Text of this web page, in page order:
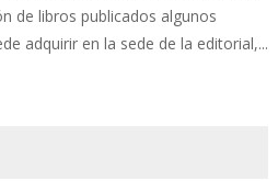
de libros publicados algunos
adquirir en la sede de la editorial,...